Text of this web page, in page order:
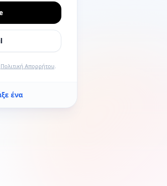
Πολιτική Απορρήτου.
ένα